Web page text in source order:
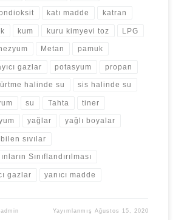
katı madde katran
kum kuru kimyevi toz LPG
Metan pamuk
gazlar potasyum propan
halinde su sis halinde su
su Tahta tiner
yağlar yağlı boyalar
sıvılar
Sınıflandırılması
gazlar yanıcı madde
admin Yayımlanmış Ağustos 15, 2020